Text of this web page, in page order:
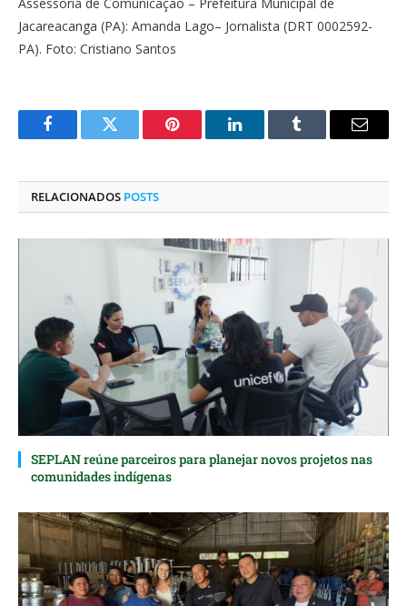
Jacareacanga (PA): Amanda Lago– Jornalista (DRT 0002592-
PA). Foto: Cristiano Santos
FacebookTwitter Pinterest O
Tumblr
E-
RELACIONADOS POSTS
SEPLAN reúne parceiros para planejar novos projetos nas
comunidades indígenas